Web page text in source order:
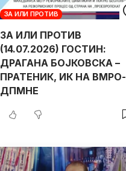
ЗА ИЛИ ПРОТИВ
ЗА ИЛИ ПРОТИВ
(14.07.2026) ГОСТИН:
ДРАГАНА БОЈКОВСКА –
ПРАТЕНИК, ИК НА ВМРО-
ДПМНЕ